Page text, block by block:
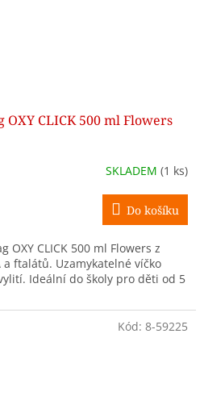
CLICK 500 ml Flowers
SKLADEM (1 ks)
Do košíku
OXY CLICK 500 ml Flowers z
ftalátů. Uzamykatelné víčko
Ideální do školy pro děti od 5
Kód: 8-59225